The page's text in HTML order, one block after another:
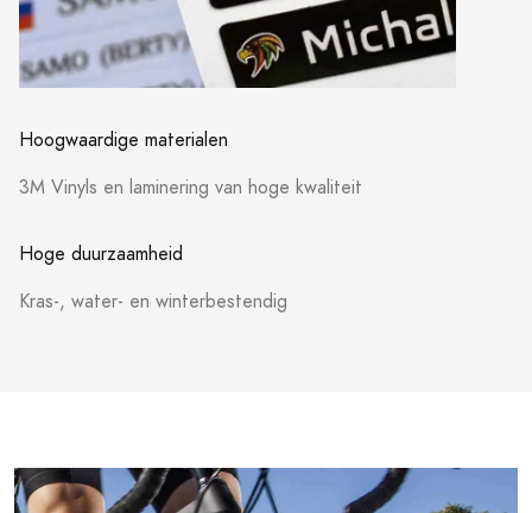
Hoogwaardige materialen
3M Vinyls en laminering van hoge kwaliteit
Hoge duurzaamheid
Kras-, water- en winterbestendig